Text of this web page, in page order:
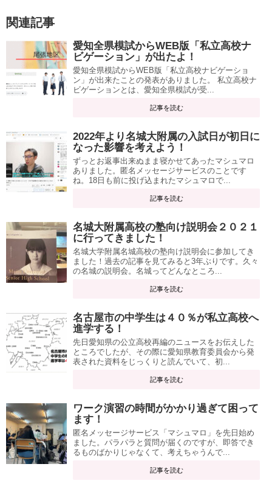
関連記事
愛知全県模試からWEB版「私立高校ナ
ビゲーション」が出たよ！
愛知全県模試からWEB版「私立高校ナビゲーショ
ン」が出来たことの発表がありました。 私立高校ナ
ビゲーションとは、愛知全県模試が受...
記事を読む
2022年より名城大附属の入試日が初日に
なった影響を考えよう！
ずっとお返事出来ぬまま寝かせてあったマシュマロ
ありました。匿名メッセージサービスのことです
ね。18日も前に投げ込まれたマシュマロで...
記事を読む
名城大附属高校の塾向け説明会２０２１
に行ってきました！
名城大学附属名城高校の塾向け説明会に参加してき
ました！過去の記事を見てみると3年ぶりです。久々
の名城の説明会。名城ってどんなところ...
記事を読む
名古屋市の中学生は４０％が私立高校へ
進学する！
先日愛知県の公立高校再編のニュースをお伝えした
ところでしたが、その際に愛知県教育委員会から発
表された資料をじっくりと読んでいて、初...
記事を読む
ワーク演習の時間がかかり過ぎて困って
ます！
匿名メッセージサービス「マシュマロ」を先日始め
ました。パラパラと質問が届くのですが、即答でき
るものばかりじゃなくて、考えちゃうんで...
記事を読む